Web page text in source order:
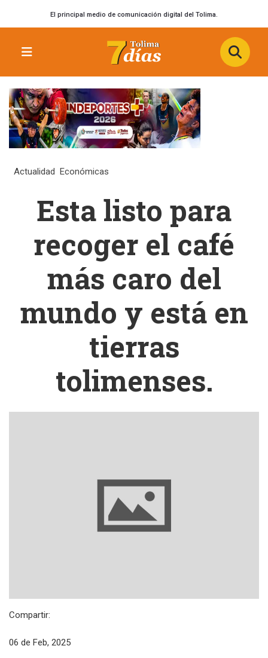
El principal medio de comunicación digital del Tolima.
Actualidad Económicas
Esta listo para
recoger el café
más caro del
mundo y está en
tierras
tolimenses.
Compartir:
06 de Feb, 2025